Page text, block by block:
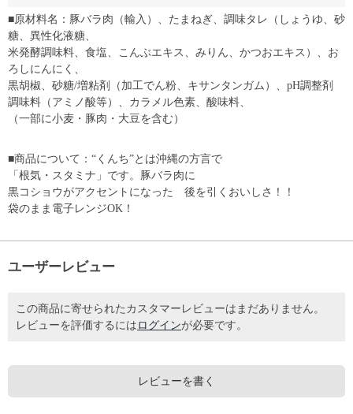
■原材料名：豚バラ肉（輸入）、たまねぎ、調味タレ（しょうゆ、砂
糖、異性化液糖、
米発酵調味料、食塩、こんぶエキス、みりん、かつおエキス）、お
ろしにんにく、
黒胡椒、砂糖/増粘剤（加工でん粉、キサンタンガム）、pH調整剤
調味料（アミノ酸等）、カラメル色素、酸味料、
（一部に小麦・豚肉・大豆を含む）
■商品について：“くんち”とは沖縄の方言で
「根気・スタミナ」です。豚バラ肉に
黒コショウがアクセントになった 後を引くおいしさ！！
袋のまま電子レンジOK！
ユーザーレビュー
この商品に寄せられたカスタマーレビューはまだありません。
レビューを評価するには ログインが必要です。
レビューを書く